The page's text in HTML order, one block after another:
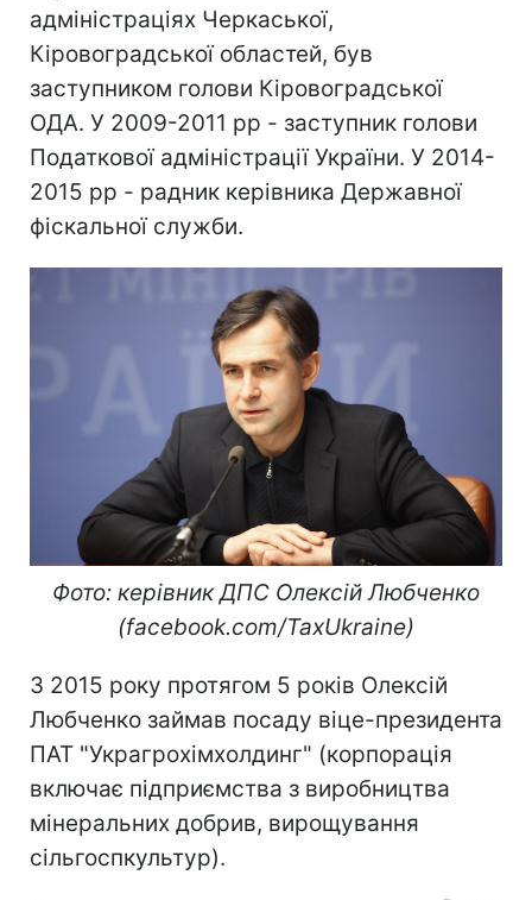
адміністраціях Черкаської,
Кіровоградської областей, був
заступником голови Кіровоградської
ОДА. У 2009-2011 рр - заступник голови
Податкової адміністрації України. У 2014-
2015 рр - радник керівника Державної
фіскальної служби.
Фото: керівник ДПС Олексій Любченко
(facebook.com/TaxUkraine)
З 2015 року протягом 5 років Олексій
Любченко займав посаду віце-президента
ПАТ "Украгрохімхолдинг" (корпорація
включає підприємства з виробництва
мінеральних добрив, вирощування
сільгоспкультур).